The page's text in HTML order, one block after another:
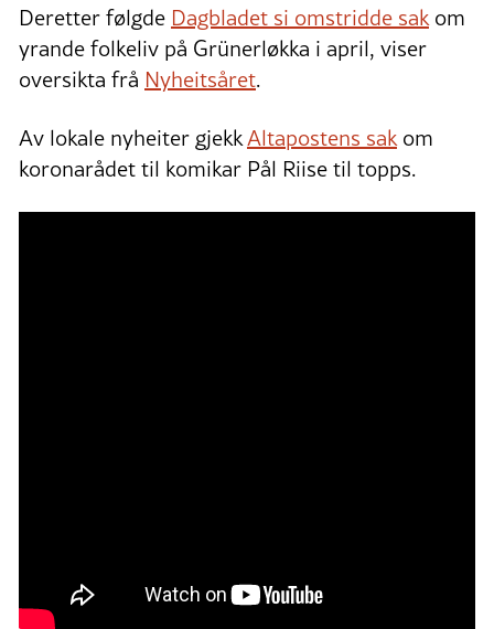
Deretter følgde Dagbladet si omstridde sakom
yrande folkeliv på Grünerløkka i april, viser
oversikta frå Nyheitsåret.
Av lokale nyheiter gjekkAltapostens sakom
koronarådet til komikar Pål Riise til topps.